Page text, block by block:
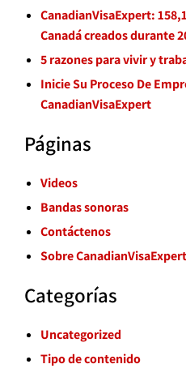
CanadianVisaExpert:
Canadá creados durante
5 razones para vivir y
Inicie Su Proceso De
CanadianVisaExpert
Páginas
Videos
Bandas sonoras
Contáctenos
Sobre CanadianVisaExpert
Categorías
Uncategorized
Tipo de contenido